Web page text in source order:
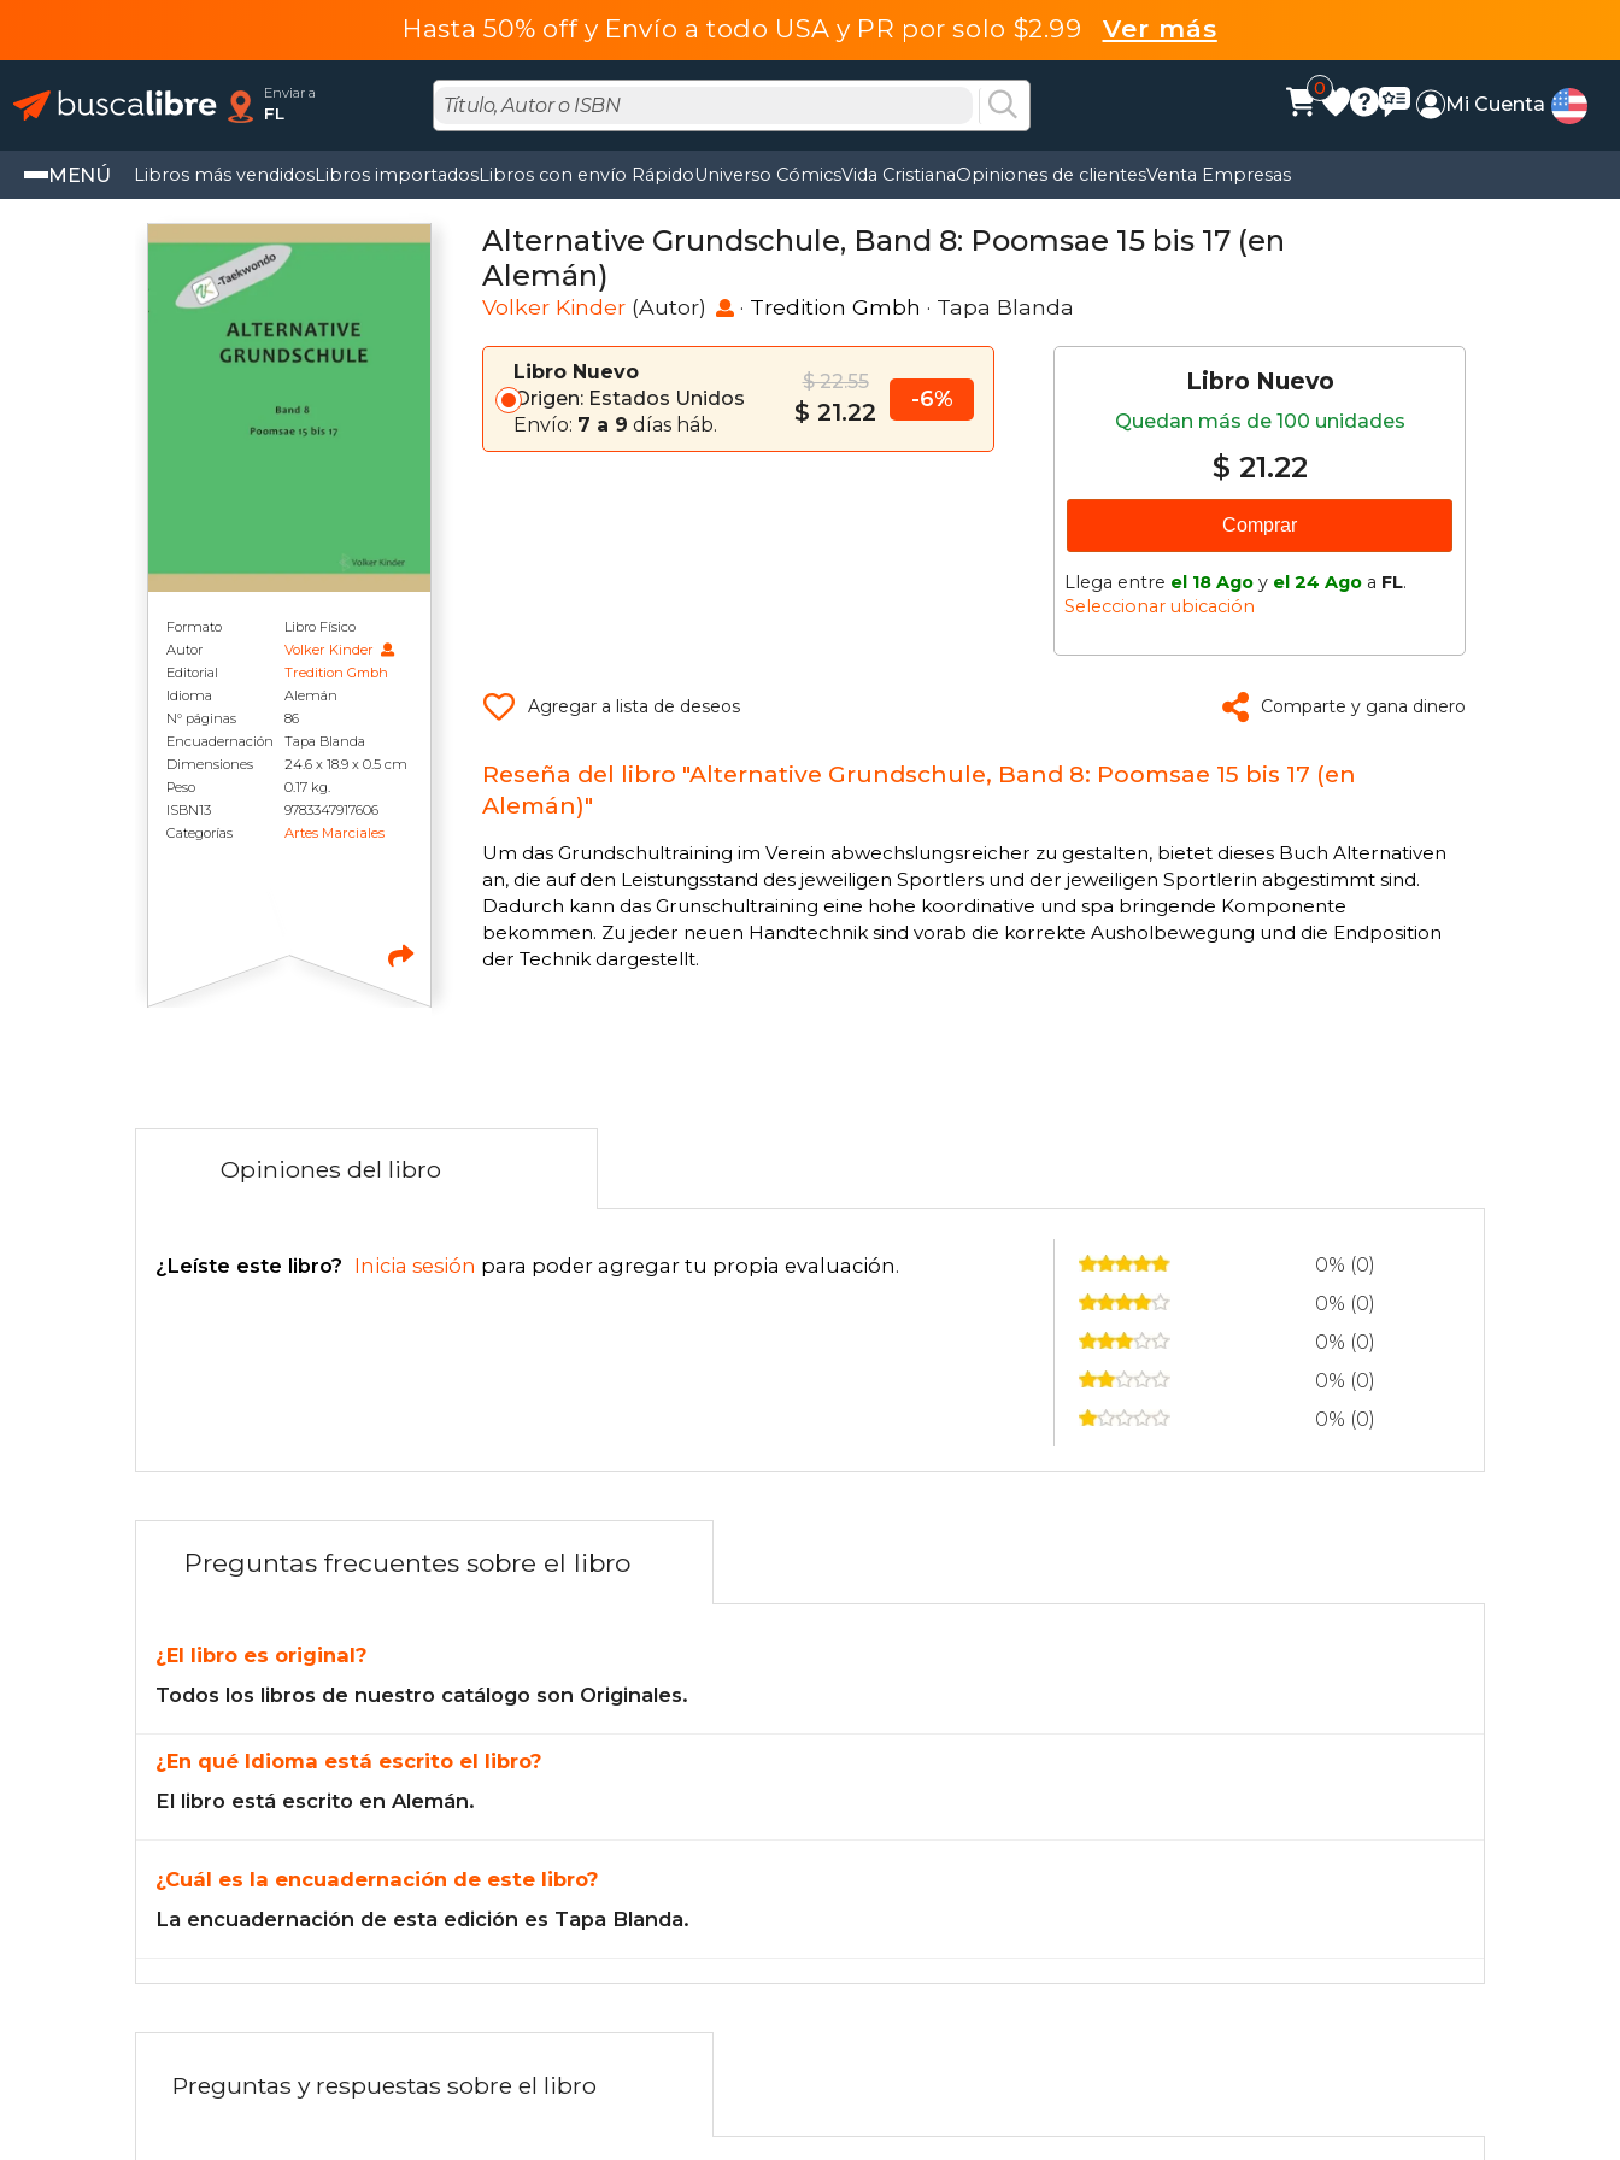
Hasta 50% off y Envío a todo USA y PR por solo $2.99 Ver más
Enviar a
FL
0
Mi Cuenta
MENÚ Libros más vendidosLibros importadosLibros con envío RápidoUniverso CómicsVida CristianaOpiniones de clientesVenta Empresas
Formato
Libro Físico
Autor
Volker Kinder
Editorial
Tredition Gmbh
Idioma
Alemán
N° páginas
86
Encuadernación
Tapa Blanda
Dimensiones
24.6 x 18.9 x 0.5 cm
Peso
0.17 kg.
ISBN13
9783347917606
Categorías
Artes Marciales
Alternative Grundschule, Band 8: Poomsae 15 bis 17 (en
Alemán)
Volker Kinder (Autor) · Tredition Gmbh · Tapa Blanda
Libro Nuevo
Origen: Estados Unidos
Envío: 7 a 9 días háb.
$ 22.55
$ 21.22 -6%
Libro Nuevo
Quedan más de 100 unidades
$ 21.22
Comprar
Llega entre el 18 Ago y el 24 Ago a FL.
Seleccionar ubicación
Agregar a lista de deseos Comparte y gana dinero
Reseña del libro "Alternative Grundschule, Band 8: Poomsae 15 bis 17 (en
Alemán)"
Um das Grundschultraining im Verein abwechslungsreicher zu gestalten, bietet dieses Buch Alternativen
an, die auf den Leistungsstand des jeweiligen Sportlers und der jeweiligen Sportlerin abgestimmt sind.
Dadurch kann das Grunschultraining eine hohe koordinative und spa bringende Komponente
bekommen. Zu jeder neuen Handtechnik sind vorab die korrekte Ausholbewegung und die Endposition
der Technik dargestellt.
Opiniones del libro
¿Leíste este libro? Inicia sesión para poder agregar tu propia evaluación.
0% (0)
0% (0)
0% (0)
0% (0)
0% (0)
Preguntas frecuentes sobre el libro
¿El libro es original?
Todos los libros de nuestro catálogo son Originales.
¿En qué Idioma está escrito el libro?
El libro está escrito en Alemán.
¿Cuál es la encuadernación de este libro?
La encuadernación de esta edición es Tapa Blanda.
Preguntas y respuestas sobre el libro